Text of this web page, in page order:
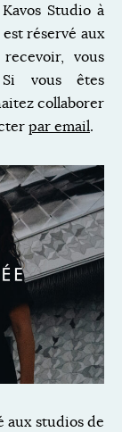
Studio à
réservé aux
vous
vous êtes
collaborer
par email.
aux studios de